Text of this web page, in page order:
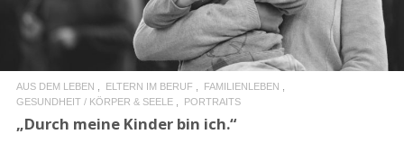
AUS DEM LEBEN ELTERN IM BERUF
FAMILIENLEBEN
GESUNDHEIT / KÖRPER & SEELE
PORTRAITS
„Durch meine Kinder bin ich.“